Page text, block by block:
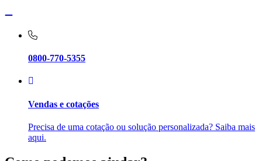
0800-770-5355
Vendas e cotações
Precisa de uma cotação ou solução personalizada? Saiba mais
aqui.